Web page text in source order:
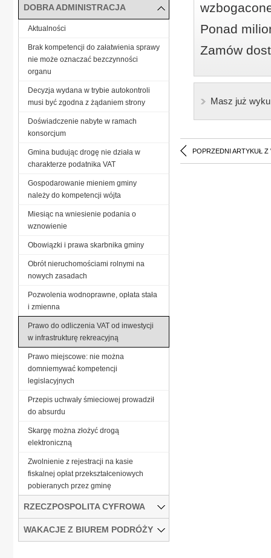
Ponad
Zamów
Masz już
POPRZEDNI ARTYKUŁ Z
DOBRA ADMINISTRACJA
Aktualności
Brak kompetencji do załatwienia sprawy
nie może oznaczać bezczynności
organu
Decyzja wydana w trybie autokontroli
musi być zgodna z żądaniem strony
Doświadczenie nabyte w ramach
konsorcjum
Gmina budując drogę nie działa w
charakterze podatnika VAT
Gospodarowanie mieniem gminy
należy do kompetencji wójta
Miesiąc na wniesienie podania o
wznowienie
Obowiązki i prawa skarbnika gminy
Obrót nieruchomościami rolnymi na
nowych zasadach
Pozwolenia wodnoprawne, opłata stała
i zmienna
Prawo do odliczenia VAT od inwestycji
w infrastrukturę rekreacyjną
Prawo miejscowe: nie można
domniemywać kompetencji
legislacyjnych
Przepis uchwały śmieciowej prowadził
do absurdu
Skargę można złożyć drogą
elektroniczną
Zwolnienie z rejestracji na kasie
fiskalnej opłat przekształceniowych
pobieranych przez gminę
RZECZPOSPOLITA CYFROWA
WAKACJE Z BIUREM PODRÓŻY